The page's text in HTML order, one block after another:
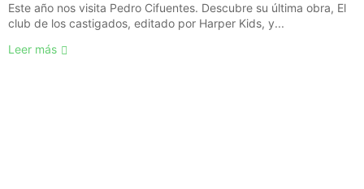
Este año nos visita Pedro Cifuentes. Descubre su última obra, El
club de los castigados, editado por Harper Kids, y...
Leer más